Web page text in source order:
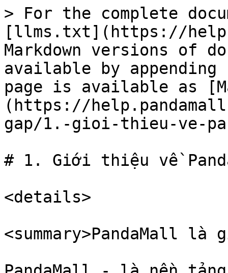
> For the complete
[llms.txt](https://
Markdown versions of
available by
page is available as
(https://
gap/1.-gioi-thieu-ve-
# 1. Giới thiệu về
<details>
<summary>PandaMall là